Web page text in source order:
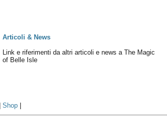
Articoli & News
Link e riferimenti da altri articoli e news a The Magic
of Belle Isle
|Shop